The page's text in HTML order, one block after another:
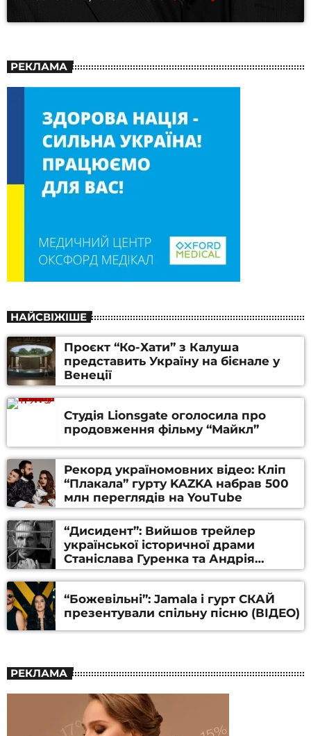
РЕКЛАМА
НАЙСВІЖІШЕ
Проєкт “Ко-Хати” з Калуша
представить Україну на бієнале у
Венеції
Студія Lionsgate оголосила про
продовження фільму “Майкл”
Рекорд україномовних відео: Кліп
“Плакала” гурту KAZKA набрав 500
млн переглядів на YouTube
“Дисидент”: Вийшов трейлер
української історичної драми
Станіслава Гуренка та Андрія
Алфьорова (ВІДЕО)
“Божевільні”: Jamala і гурт СКАЙ
презентували спільну пісню (ВІДЕО)
РЕКЛАМА